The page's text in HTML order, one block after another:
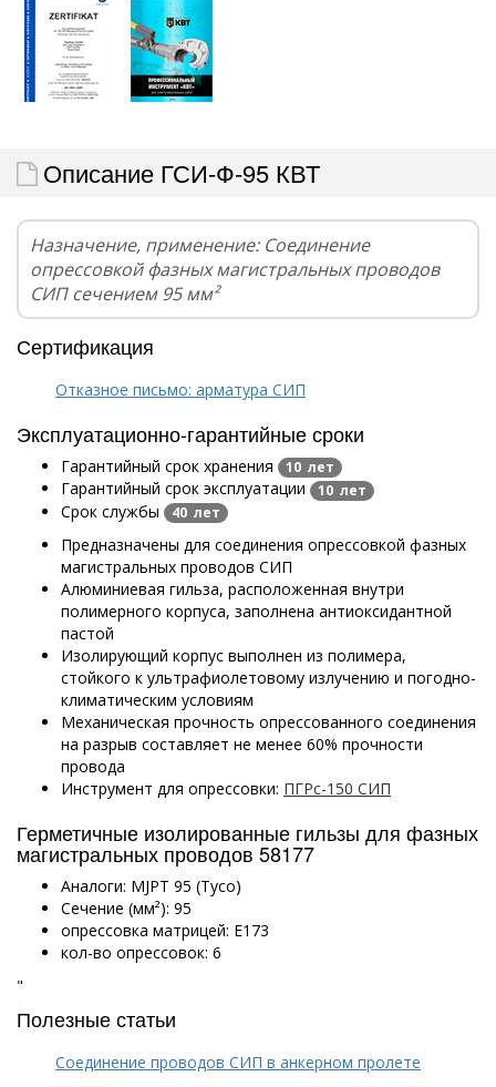
Описание ГСИ-Ф-95 КВТ
Назначение, применение: Соединение
опрессовкой фазных магистральных проводов
СИП сечением 95 мм²
Сертификация
Отказное письмо: арматура СИП
Эксплуатационно-гарантийные сроки
Гарантийный срок хранения 10 лет
Гарантийный срок эксплуатации 10 лет
Срок службы 40 лет
Предназначены для соединения опрессовкой фазных
магистральных проводов СИП
Алюминиевая гильза, расположенная внутри
полимерного корпуса, заполнена антиоксидантной
пастой
Изолирующий корпус выполнен из полимера,
стойкого к ультрафиолетовому излучению и погодно-
климатическим условиям
Механическая прочность опрессованного соединения
на разрыв составляет не менее 60% прочности
провода
Инструмент для опрессовки: ПГРс-150 СИП
Герметичные изолированные гильзы для фазных
магистральных проводов 58177
Аналоги: MJPT 95 (Tyco)
Сечение (мм²): 95
опрессовка матрицей: E173
кол-во опрессовок: 6
"
Полезные статьи
Соединение проводов СИП в анкерном пролете